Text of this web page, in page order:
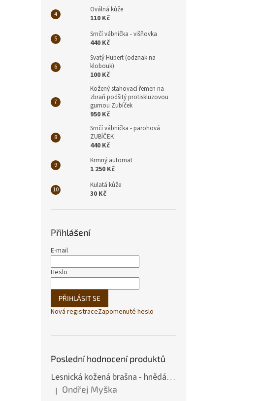
Oválná kůže
110 Kč
Srnčí vábnička - višňovka
440 Kč
Svatý Hubert (odznak na
klobouk)
100 Kč
Kožený stahovací řemen na
zbraň podšitý protiskluzovou
gumou Zubíček
950 Kč
Srnčí vábnička - parohová
ZUBÍČEK
440 Kč
Krmný automat
1 250 Kč
Kulatá kůže
30 Kč
Přihlášení
E-mail
Heslo
PŘIHLÁSIT SE
Nová registraceZapomenuté heslo
Poslední hodnocení produktů
Lesnická kožená brašna - hnědá hovězina
Hodnocení produktu je 5 z 5 hvězdiček.
| Ondřej Myška